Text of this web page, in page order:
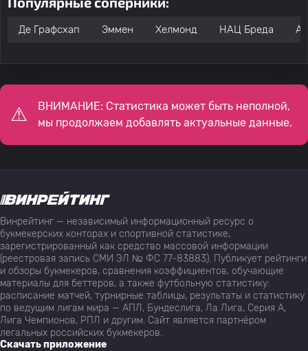
Де Графсхап Эммен Хелмонд НАЦ Бреда
ВНИМАНИЕ: Статистика может быть неполной,
мы продолжаем добавлять актуальные данные.
Винрейтинг — независимый информационный ресурс о
букмекерских конторах и спортивной статистике,
зарегистрированный как средство массовой информации
(реестровая запись СМИ ЭЛ № ФС 77-83883). Публикует рейтинги
и обзоры букмекеров, сравнения коэффициентов, обучающие
материалы для беттеров, а также футбольную статистику:
расписание матчей, турнирные таблицы, результаты и статистику
по ведущим лигам мира — АПЛ, Бундеслига, Ла Лига, Серия А,
Лига Чемпионов, РПЛ и другим. Сайт является партнёром
легальных российских букмекеров.
Скачать приложение